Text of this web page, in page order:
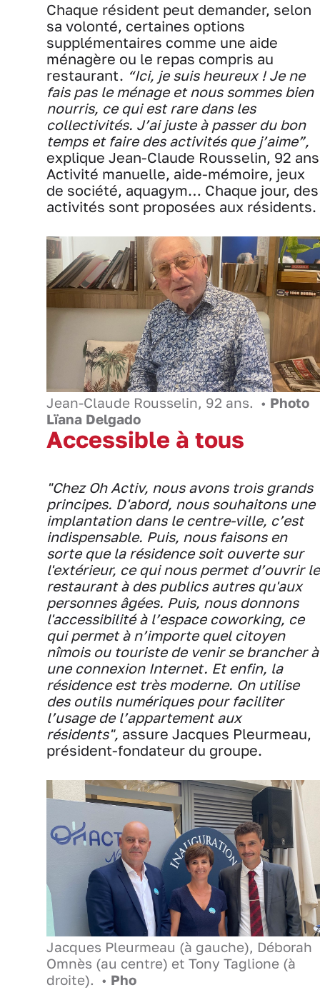
Chaque résident peut demander, selon
sa volonté, certaines options
supplémentaires comme une aide
ménagère ou le repas compris au
restaurant. “Ici, je suis heureux ! Je ne
fais pas le ménage et nous sommes bien
nourris, ce qui est rare dans les
collectivités. J’ai juste à passer du bon
temps et faire des activités que j’aime”,
explique Jean-Claude Rousselin, 92
Activité manuelle, aide-mémoire, jeux
de société, aquagym… Chaque jour, des
activités sont proposées aux résidents.
Jean-Claude Rousselin, 92 ans. • Photo
Lïana Delgado
Accessible à tous
"Chez Oh Activ, nous avons trois grands
principes. D'abord, nous souhaitons une
implantation dans le centre-ville, c’est
indispensable. Puis, nous faisons en
sorte que la résidence soit ouverte sur
l'extérieur, ce qui nous permet d’ouvrir le
restaurant à des publics autres qu'aux
personnes âgées. Puis, nous donnons
l'accessibilité à l’espace coworking, ce
qui permet à n’importe quel citoyen
nîmois ou touriste de venir se brancher à
une connexion Internet. Et enfin, la
résidence est très moderne. On utilise
des outils numériques pour faciliter
l’usage de l’appartement aux
résidents", assure Jacques Pleurmeau,
président-fondateur du groupe.
Jacques Pleurmeau (à gauche), Déborah
Omnès (au centre) et Tony Taglione (à
droite). • Pho